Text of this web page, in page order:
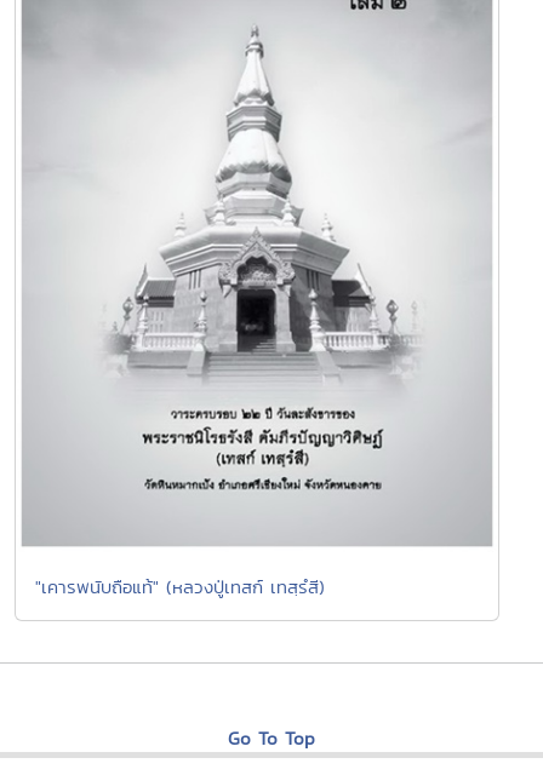
"เคารพนับถือแท้" (หลวงปู่เทสก์ เทสฺรํสี)
Go To Top